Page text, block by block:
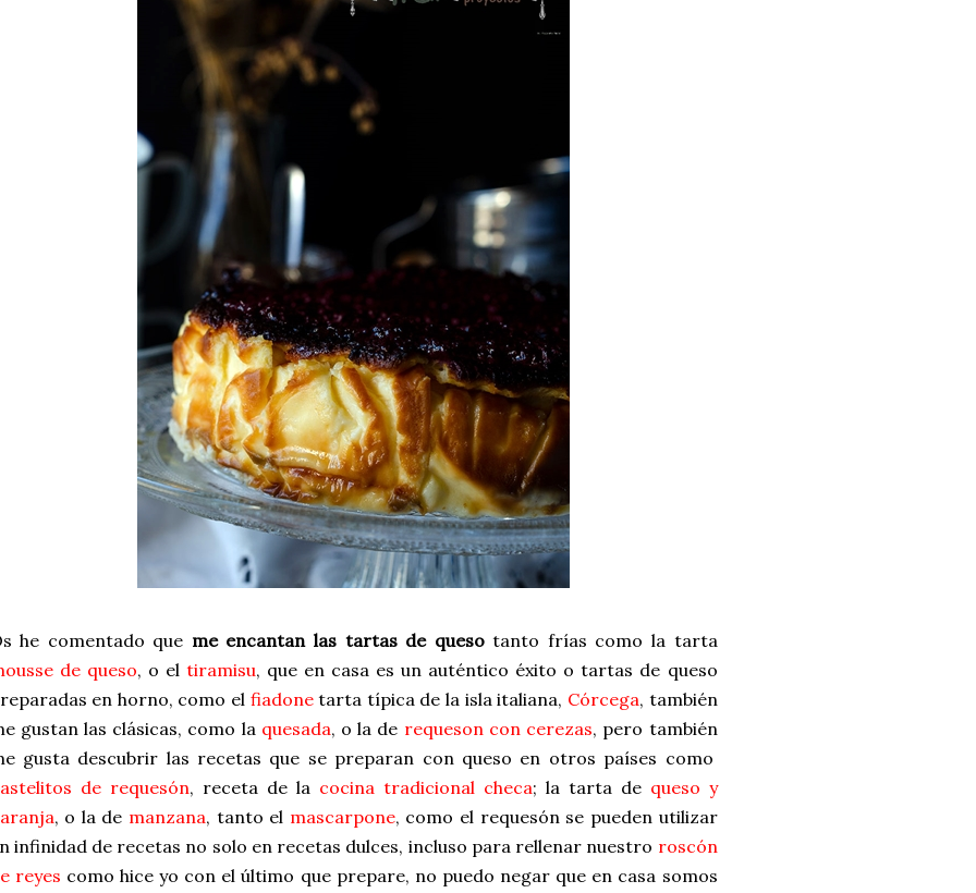
he comentado que me encantan las tartas de quesotanto frías como la tarta
de queso, o el tiramisu, que en casa es un auténtico éxito o tartas de queso
en horno, como el fiadonetarta típica de la isla italiana, Córcega, también
gustan las clásicas, como la quesada, o la de requeson con cerezas, pero también
gusta descubrir las recetas que se preparan con queso en otros países como
de requesón, receta de la cocina tradicional checa; la tarta de queso y
, o la de manzana, tanto el mascarpone, como el requesón se pueden utilizar
infinidad de recetas no solo en recetas dulces, incluso para rellenar nuestro roscón
reyes como hice yo con el último que prepare, no puedo negar que en casa somos